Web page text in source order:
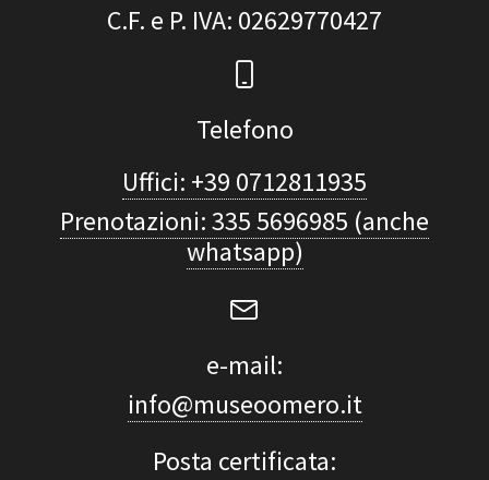
C.F. e P. IVA: 02629770427
Telefono
Uffici: +39 0712811935
Prenotazioni: 335 5696985 (anche
whatsapp)
e-mail:
info@museoomero.it
Posta certificata: